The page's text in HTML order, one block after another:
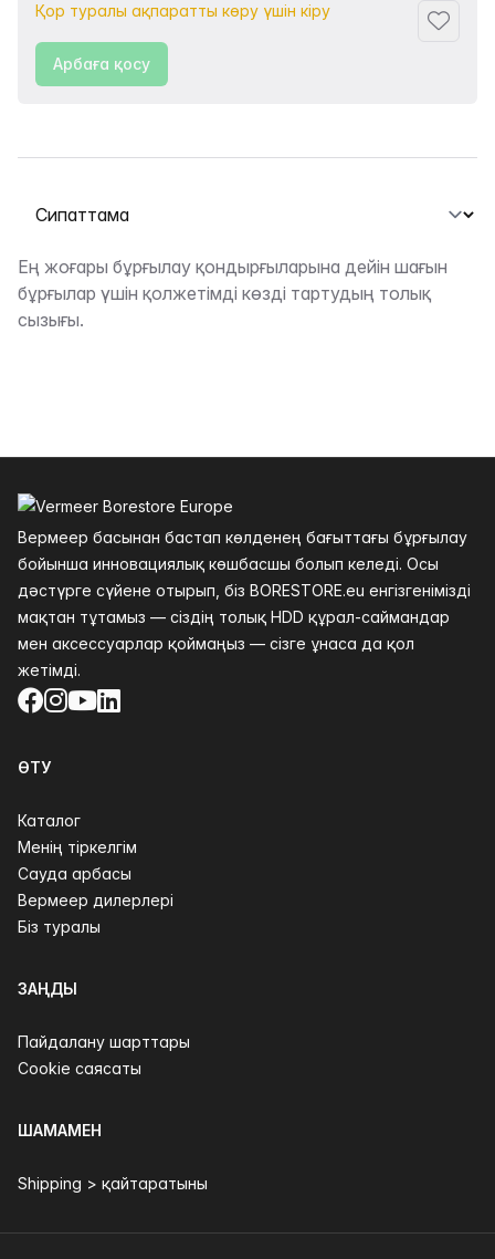
Қор туралы ақпаратты көру үшін кіру
Арбаға қосу
Қойындыны таңдау
Сипаттама
Ең жоғары бұрғылау қондырғыларына дейін шағын
бұрғылар үшін қолжетімді көзді тартудың толық
сызығы.
Вермеер басынан бастап көлденең бағыттағы бұрғылау
бойынша инновациялық көшбасшы болып келеді. Осы
дәстүрге сүйене отырып, біз BORESTORE.eu енгізгенімізді
мақтан тұтамыз — сіздің толық HDD құрал-саймандар
мен аксессуарлар қоймаңыз — сізге ұнаса да қол
жетімді.
Facebook
Instagram
YouTube
LinkedIn
ӨТУ
Каталог
Менің тіркелгім
Сауда арбасы
Вермеер дилерлері
Біз туралы
ЗАҢДЫ
Пайдалану шарттары
Cookie саясаты
ШАМАМЕН
Shipping > қайтаратыны